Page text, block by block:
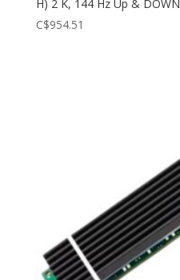
H) 2 K, 144 Hz Up & DOWN
C$954.51